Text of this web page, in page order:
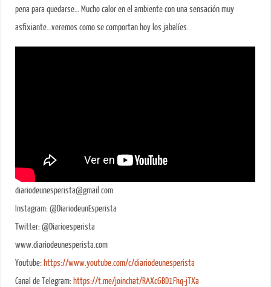
pena para quedarse… Mucho calor en el ambiente con una sensación muy
asfixiante…veremos como se comportan hoy los jabalíes.
diariodeunesperista@gmail.com
Instagram: @DiariodeunEsperista
Twitter: @Diarioesperista
www.diariodeunesperista.com
Youtube: https://www.youtube.com/c/diariodeunesperista
Canal de Telegram: https://t.me/joinchat/RAXc6BD1Fkq-jTXa